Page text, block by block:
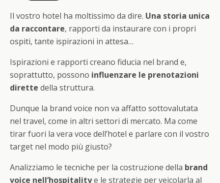
Il vostro hotel ha moltissimo da dire. Una storia unica
da raccontare, rapporti da instaurare con i propri
ospiti, tante ispirazioni in attesa…
Ispirazioni e rapporti creano fiducia nel brand e,
soprattutto, possono influenzare le prenotazioni
dirette della struttura.
Dunque la brand voice non va affatto sottovalutata
nel travel, come in altri settori di mercato. Ma come
tirar fuori la vera voce dell’hotel e parlare con il vostro
target nel modo più giusto?
Analizziamo le tecniche per la costruzione della brand
voice nell’hospitalitye le strategie per veicolarla al